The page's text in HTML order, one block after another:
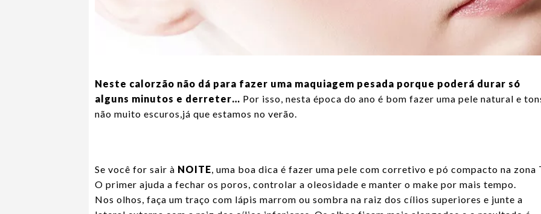
Neste calorzão não dá para fazer uma maquiagem pesada porque poderá durar só
alguns minutos e derreter… Por isso, nesta época do ano é bom fazer uma pele natural e
não muito escuros,já que estamos no verão.
Se você for sair à NOITE , uma boa dica é fazer uma pele com corretivo e pó compacto na zona
O primer ajuda a fechar os poros, controlar a oleosidade e manter o make por mais tempo.
Nos olhos, faça um traço com lápis marrom ou sombra na raiz dos cílios superiores e junte a